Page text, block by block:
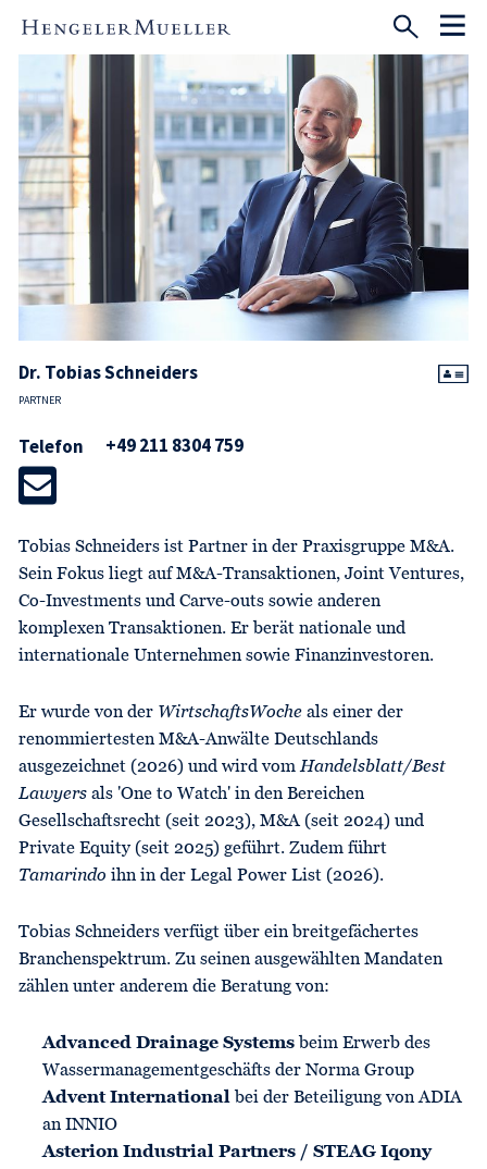
Dr. Tobias Schneiders
PARTNER
Telefon +49 211 8304 759
Tobias Schneiders ist Partner in der Praxisgruppe M&A.
Sein Fokus liegt auf M&A-Transaktionen, Joint Ventures,
Co-Investments und Carve-outs sowie anderen
komplexen Transaktionen. Er berät nationale und
internationale Unternehmen sowie Finanzinvestoren.
Er wurde von der WirtschaftsWoche als einer der
renommiertesten M&A-Anwälte Deutschlands
ausgezeichnet (2026) und wird vomHandelsblatt/Best
Lawyers als 'One to Watch' in den Bereichen
Gesellschaftsrecht (seit 2023), M&A (seit 2024) und
Private Equity (seit 2025) geführt. Zudem führt
Tamarindo ihn in der Legal Power List (2026).
Tobias Schneiders verfügt über ein breitgefächertes
Branchenspektrum. Zu seinen ausgewählten Mandaten
zählen unter anderem die Beratung von:
Advanced Drainage Systems beim Erwerb des
Wassermanagementgeschäfts der Norma Group
Advent International bei der Beteiligung von ADIA
an INNIO
Asterion Industrial Partners / STEAG Iqony